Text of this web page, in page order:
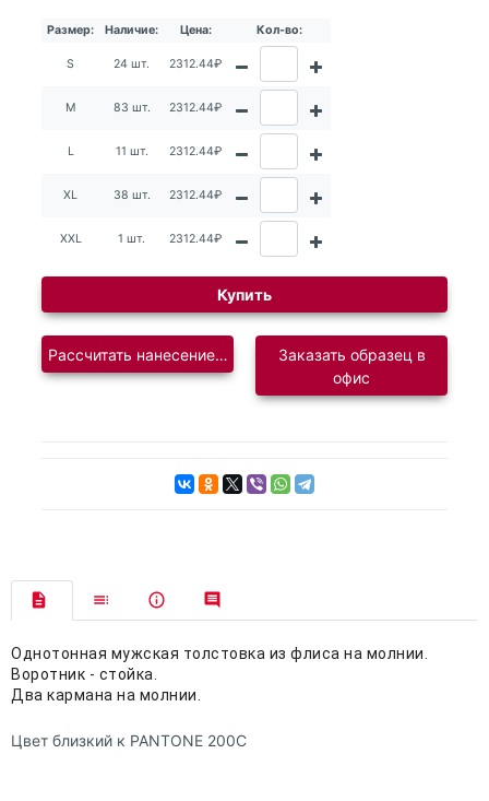
Размер: Наличие: Цена: Кол-во:
S 24 шт. 2312.44₽
M 83 шт. 2312.44₽
L 11 шт. 2312.44₽
XL 38 шт. 2312.44₽
XXL 1 шт. 2312.44₽
Купить
Рассчитать нанесение логотипаЗаказать образец в
офис
Однотонная мужская толстовка из флиса на молнии.
Воротник - стойка.
Два кармана на молнии.
Цвет близкий к PANTONE 200С